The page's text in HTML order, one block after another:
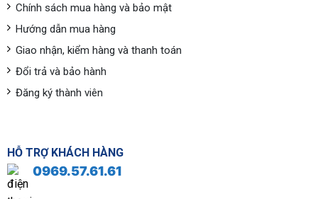
Chính sách mua hàng và bảo mật
Hướng dẫn mua hàng
Giao nhận, kiểm hàng và thanh toán
Đổi trả và bảo hành
Đăng ký thành viên
HỖ TRỢ KHÁCH HÀNG
0969.57.61.61